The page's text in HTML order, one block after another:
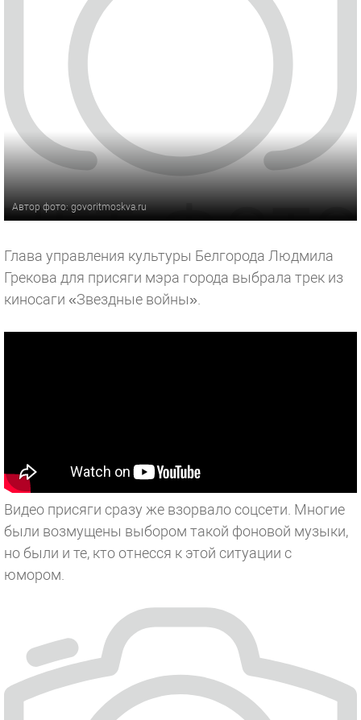
Автор фото: govoritmoskva.ru
Глава управления культуры Белгорода Людмила
Грекова для присяги мэра города выбрала трек из
киносаги «Звездные войны».
Видео присяги сразу же взорвало соцсети. Многие
были возмущены выбором такой фоновой музыки,
но были и те, кто отнесся к этой ситуации с
юмором.